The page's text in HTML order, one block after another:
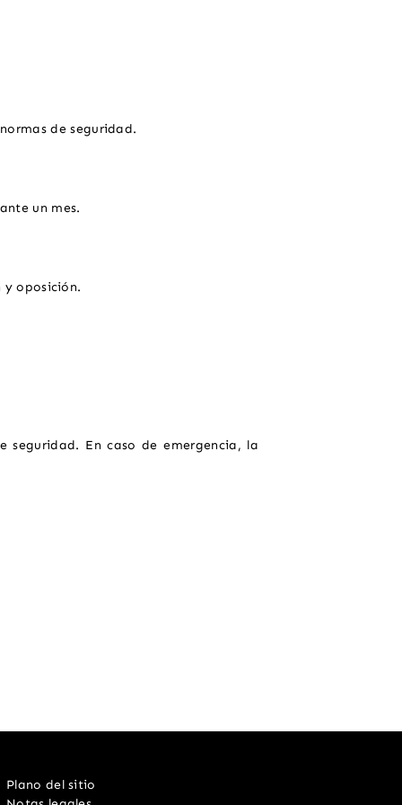
de seguridad.
un mes.
y oposición.
En caso de emergencia, la
Plano del sitio